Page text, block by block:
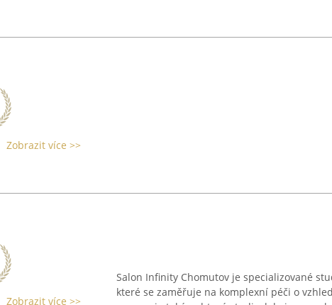
Zobrazit více >>
Zobrazit více >>
Salon Infinity Chomutov je specializované
které se zaměřuje na komplexní péči o